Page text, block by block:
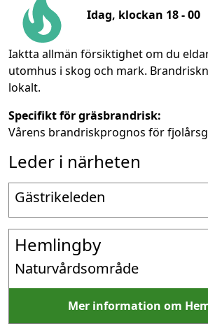
Idag, klockan 18 - 00
Iaktta allmän försiktighet om du
utomhus i skog och mark.
lokalt.
Specifikt för gräsbrandrisk:
Vårens brandriskprognos för
Leder i närheten
Gästrikeleden
Hemlingby
Naturvårdsområde
Mer information om